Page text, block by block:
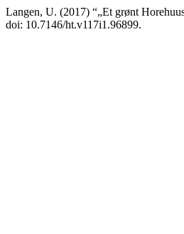
Langen, U. (2017) “„Et grønt
doi: 10.7146/ht.v117i1.96899.